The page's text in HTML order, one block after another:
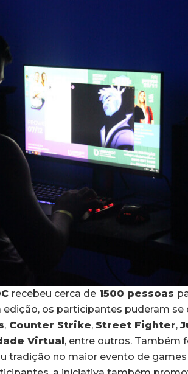
recebeu cerca de 1500 pessoas
edição, os participantes puderam
, Counter Strike, Street Fighter,
Virtual, entre outros. Também
tradição no maior evento de